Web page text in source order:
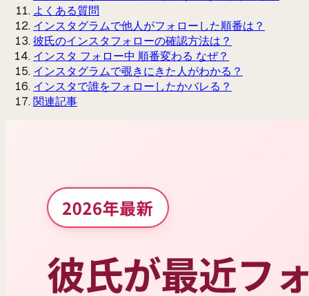
よくある質問
インスタグラムで他人がフォローした順番は？
彼氏のインスタフォローの確認方法は？
インスタ フォロー中 順番変わる なぜ？
インスタグラムで覗きにきた人がわかる？
インスタで誰をフォローしたかバレる？
関連記事